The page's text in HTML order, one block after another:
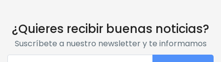
¿Quieres recibir buenas noticias?
Suscríbete a nuestro newsletter y te informamos